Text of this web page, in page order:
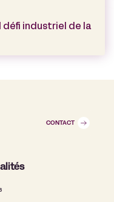
défi industriel de la
CONTACT